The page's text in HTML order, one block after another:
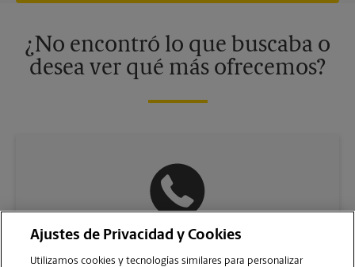
¿No encontró lo que buscaba o
desea ver qué más ofrecemos?
Ajustes de Privacidad y Cookies
Utilizamos cookies y tecnologías similares para personalizar